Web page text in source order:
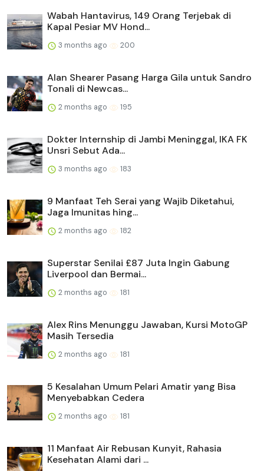
Wabah Hantavirus, 149 Orang Terjebak di
Kapal Pesiar MV Hond...
3 months ago 200
Alan Shearer Pasang Harga Gila untuk Sandro
Tonali di Newcas...
2 months ago 195
Dokter Internship di Jambi Meninggal, IKA FK
Unsri Sebut Ada...
3 months ago 183
9 Manfaat Teh Serai yang Wajib Diketahui,
Jaga Imunitas hing...
2 months ago 182
Superstar Senilai £87 Juta Ingin Gabung
Liverpool dan Bermai...
2 months ago 181
Alex Rins Menunggu Jawaban, Kursi MotoGP
Masih Tersedia
2 months ago 181
5 Kesalahan Umum Pelari Amatir yang Bisa
Menyebabkan Cedera
2 months ago 181
11 Manfaat Air Rebusan Kunyit, Rahasia
Kesehatan Alami dari ...